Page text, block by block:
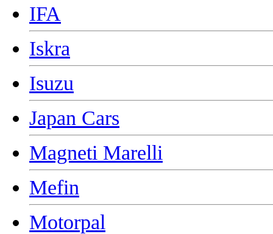
IFA
Iskra
Isuzu
Japan Cars
Magneti Marelli
Mefin
Motorpal